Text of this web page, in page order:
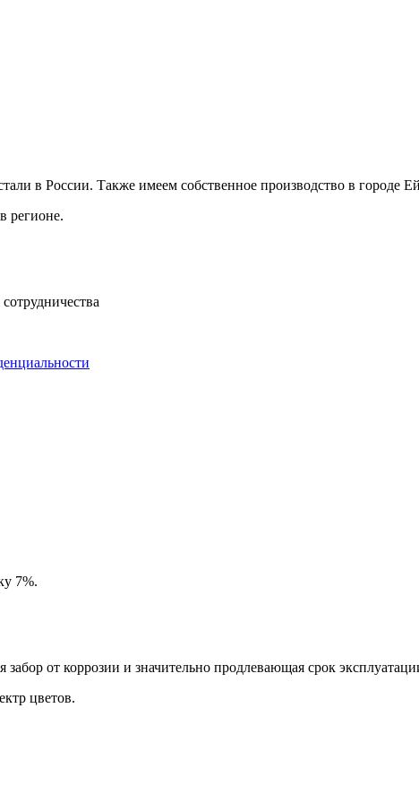
в России. Также имеем собственное производство в городе
регионе.
7%.
от коррозии и значительно продлевающая срок
цветов.